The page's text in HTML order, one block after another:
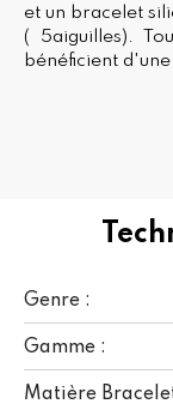
Genre :
Gamme :
Matière
et un bracelet
( 5aiguilles).
bénéficient